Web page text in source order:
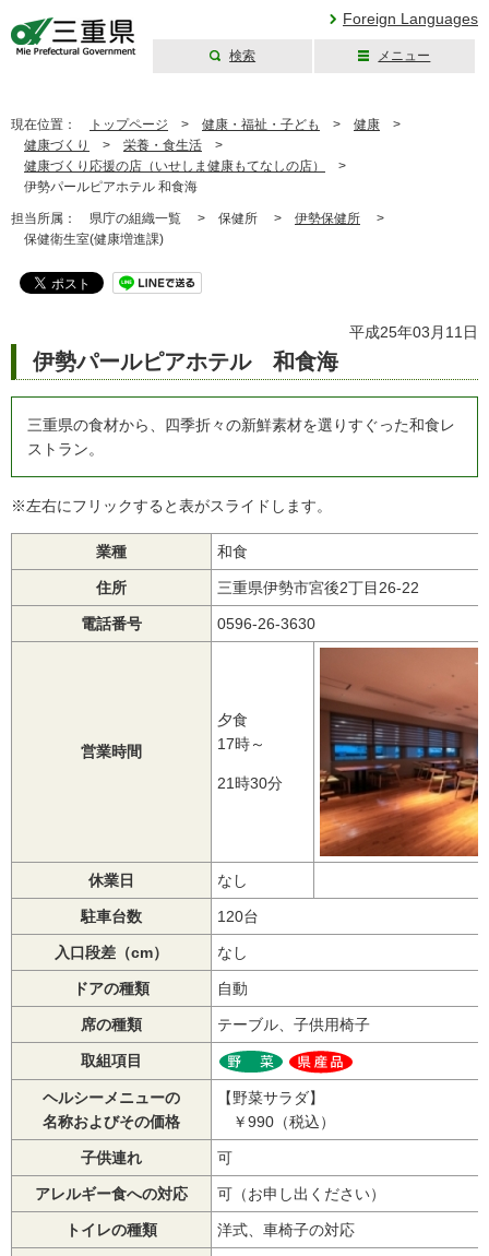
Foreign Languages
検索 メニュー
現在位置： トップページ > 健康・福祉・子ども > 健康 >
健康づくり
> 栄養・食生活 >
健康づくり応援の店（いせしま健康もてなしの店）
>
伊勢パールピアホテル 和食海
担当所属： 県庁の組織一覧 > 保健所 > 伊勢保健所 >
保健衛生室(健康増進課)
平成25年03月11日
伊勢パールピアホテル 和食海
三重県の食材から、四季折々の新鮮素材を選りすぐった和食レ
ストラン。
※左右にフリックすると表がスライドします。
業種 和食
住所 三重県伊勢市宮後2丁目26-22
電話番号 0596-26-3630
営業時間
夕食
17時～
21時30分
休業日 なし
駐車台数 120台
入口段差（cm） なし
ドアの種類 自動
席の種類 テーブル、子供用椅子
取組項目
ヘルシーメニューの
名称およびその価格
【野菜サラダ】
￥990（税込）
子供連れ 可
アレルギー食への対応 可（お申し出ください）
トイレの種類 洋式、車椅子の対応